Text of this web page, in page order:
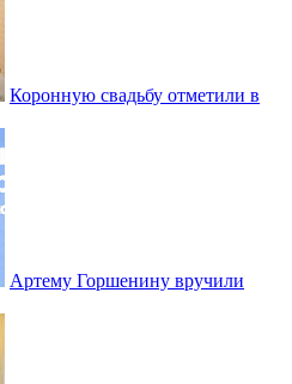
Коронную свадьбу отметили в
Артему Горшенину вручили